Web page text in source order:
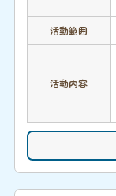
活動範囲
活動内容